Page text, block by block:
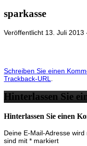
sparkasse
Veröffentlicht 13. Juli 2013
Schreiben Sie einen
Trackback-URL
Hinterlassen Sie
Hinterlassen Sie einen
Deine E-Mail-Adresse wird
sind mit * markiert